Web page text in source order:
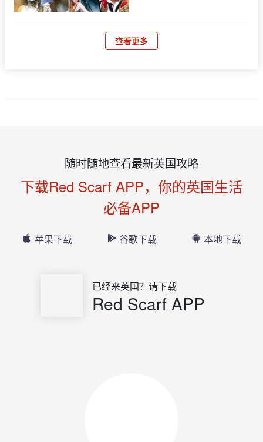
查看更多
随时随地查看最新英国攻略
下载Red Scarf APP，你的英国生活
必备APP
苹果下载 谷歌下载 本地下载
已经来英国？请下载
Red Scarf APP